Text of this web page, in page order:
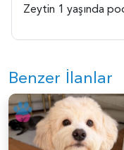
Zeytin 1 yaşında
Benzer İlanlar